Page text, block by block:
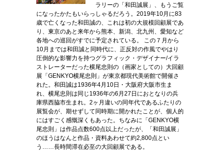
ラリーの「和田誠展」、もうご覧
になったかたもいらっしゃるだろう。2019年10月に83
歳で亡くなった和田誠の、これは初の大規模回顧展であ
り、東京のあと来年から熊本、新潟、北九州、愛知など
各地への巡回がすでに予定されている。 この７月から
10月までは和田誠と同時代に、正反対の作風でやはり
圧倒的な影響力を持つグラフィック・デザイナー/イラ
ストレーターだった横尾忠則の（画家としての）大回顧
展「GENKYO横尾忠則」が東京都現代美術館で開催さ
れた。和田誠は1936年4月10日・大阪府大阪市生ま
れ、横尾忠則は同じ1936年の6月27日におとなりの兵
庫県西脇市生まれ。2ヶ月違いの同年代であるふたりの
展覧会が、期せずして同時期に開かれたことが、個人的
にはすごく感慨深くもあった。ちなみに「GENKYO横
尾忠則」は作品点数600点以上だったが、「和田誠展」
のほうはなんと作品・資料あわせて約2,800点とい
う……長時間滞在必至の大回顧展である。